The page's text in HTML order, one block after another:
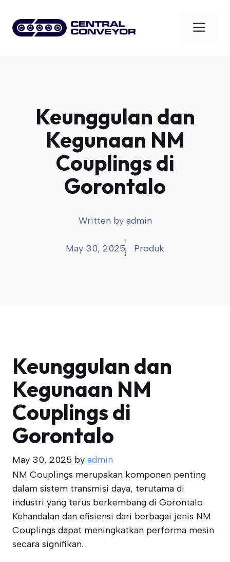
content
Keunggulan dan
Kegunaan NM
Couplings di
Gorontalo
Written by admin
May 30, 2025 Produk
Keunggulan dan
Kegunaan NM
Couplings di
Gorontalo
May 30, 2025 by admin
NM Couplings merupakan komponen penting
dalam sistem transmisi daya, terutama di
industri yang terus berkembang di Gorontalo.
Kehandalan dan efisiensi dari berbagai jenis NM
Couplings dapat meningkatkan performa mesin
secara signifikan.